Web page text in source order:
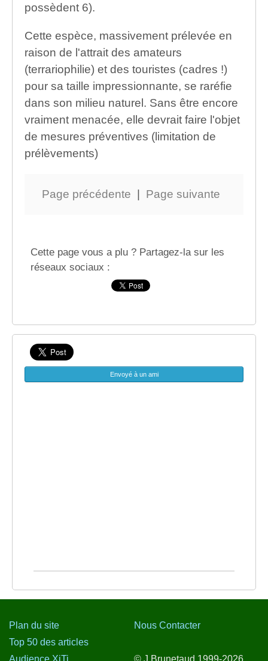
possèdent 6).
Cette espèce, massivement prélevée en
raison de l'attrait des amateurs
(terrariophilie) et des touristes (cadres !)
pour sa taille impressionnante, se raréfie
dans son milieu naturel. Sans être encore
vraiment menacée, elle devrait faire l'objet
de mesures préventives (limitation de
prélèvements)
Page précédente Page suivante
Cette page vous a plu ? Partagez-la sur les
réseaux sociaux :
Envoyé à un ami
Plan du site
Top 50 des articles
Audience XiTi
Nous Contacter
© J.Brunetaud 1999-2026